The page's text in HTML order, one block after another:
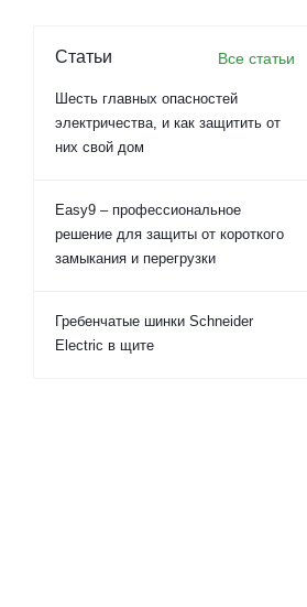
Статьи Все статьи
Шесть главных опасностей
электричества, и как защитить от
них свой дом
Easy9 – профессиональное
решение для защиты от короткого
замыкания и перегрузки
Гребенчатые шинки Schneider
Electric в щите